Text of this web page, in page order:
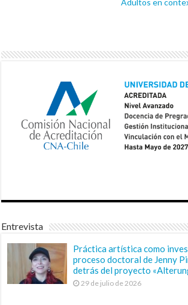
Adultos en
Entrevista
Práctica artística como
proceso doctoral de Jenny
detrás del proyecto
29 de julio de 2026